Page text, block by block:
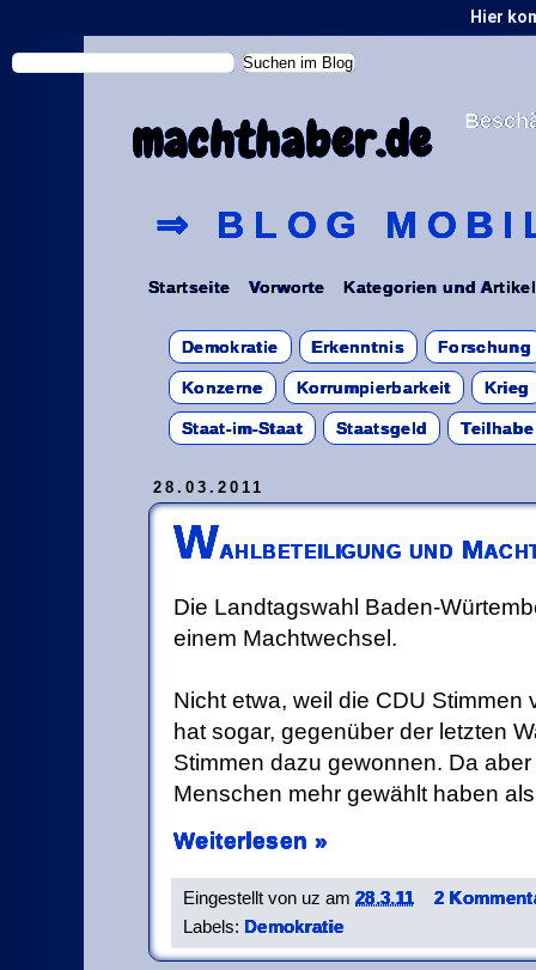
Hier
machthaber.de
⇒ BLOG
Startseite Vorworte Kategorien und Artikel
Demokratie Erkenntnis Forschung
Konzerne Korrumpierbarkeit Krieg
Staat-im-Staat Staatsgeld Teilhabe
28.03.2011
Wahlbeteiligung und
Die Landtagswahl Baden-
einem Machtwechsel.
Nicht etwa, weil die CDU Stimmen
hat sogar, gegenüber der letzten
Stimmen dazu gewonnen. Da
Menschen mehr gewählt haben
Weiterlesen »
Eingestellt von uz am 28.3.11
2
Labels: Demokratie